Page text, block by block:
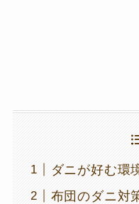
ダニが好む環
布団のダニ対